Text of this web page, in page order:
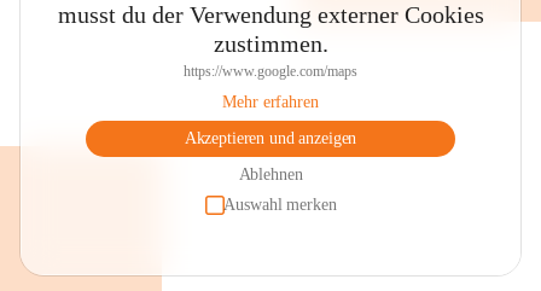
musst du der Verwendung externer Cookies
zustimmen.
https://www.google.com/maps
Mehr erfahren
Akzeptieren und anzeigen
Ablehnen
Auswahl merken